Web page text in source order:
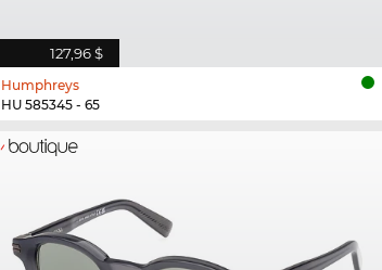
127,96 $
Humphreys
HU 585345 - 65